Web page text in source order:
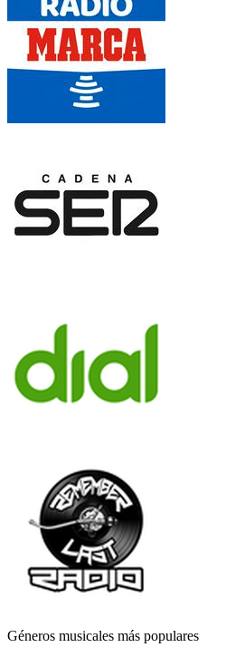
Géneros musicales más populares